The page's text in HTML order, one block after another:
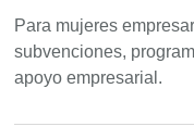
Para mujeres
subvenciones,
apoyo empresarial.